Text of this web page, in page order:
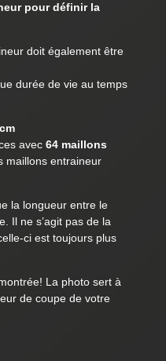
pour définir la
doit également être
durée de vie au temps
avec 64 maillons
maillons entraineur
la longueur entre le
Il ne s’agit pas de la
ci est toujours plus
La photo sert à
de coupe de votre